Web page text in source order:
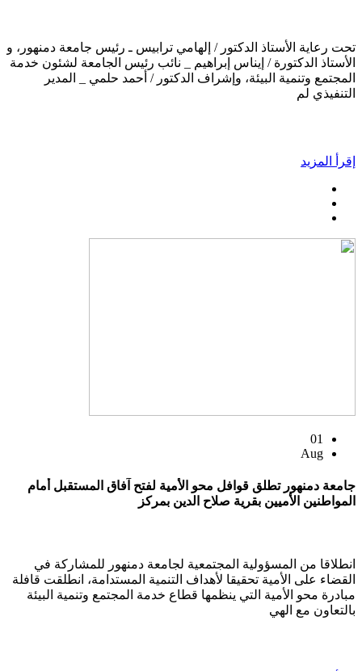
تحت رعاية الأستاذ الدكتور / إلهامي ترابيس ـ رئيس جامعة دمنهور، و
الأستاذ الدكتورة / إيناس إبراهيم _ نائب رئيس الجامعة لشئون خدمة
المجتمع وتنمية البيئة، وإشراف الدكتور / أحمد حلمي _ المدير
التنفيذي لم
إقرأ المزيد
01
Aug
جامعة دمنهور تطلق قوافل محو الأمية لفتح آفاق المستقبل أمام
المواطنين الأميين بقرية صلاح الدين بمركز
انطلاقا من المسؤولية المجتمعية لجامعة دمنهور للمشاركة في
القضاء على الأمية تحقيقا لأهداف التنمية المستدامة، انطلقت قافلة
مبادرة محو الأمية التي ينظمها قطاع خدمة المجتمع وتنمية البيئة
بالتعاون مع الهي